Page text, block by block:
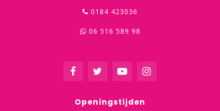
0184 423036
06 516 589 98
Openingstijden